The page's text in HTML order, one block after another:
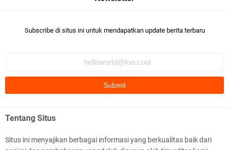
Samapta Polresta Mataram Patroli di Wilayah
Ampenan
Subscribe di situs ini untuk mendapatkan update berita terbaru
Tentang Situs
Situs ini menyajikan berbagai informasi yang berkualitas baik dari